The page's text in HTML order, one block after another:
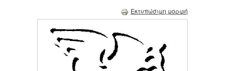
Εκτυπώσιμη μορφή